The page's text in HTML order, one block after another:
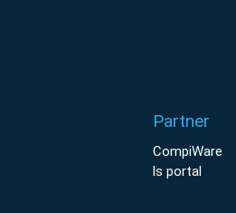
Partner
CompiWare
ls portal